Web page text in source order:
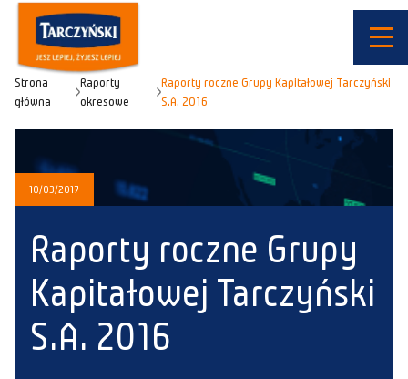
Strona
główna
Raporty
okresowe
Raporty roczne Grupy Kapitałowej Tarczyński
S.A. 2016
10/03/2017
Raporty roczne Grupy
Kapitałowej Tarczyński
S.A. 2016